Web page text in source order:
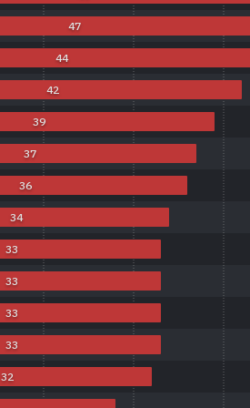
32
33
33
33
33
34
36
37
39
42
44
47